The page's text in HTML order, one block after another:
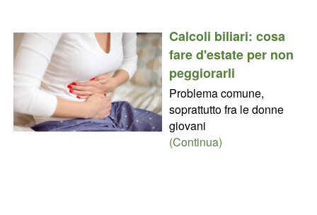
Calcoli biliari: cosa
fare d'estate per non
peggiorarli
Problema comune,
soprattutto fra le donne
giovani
(Continua)